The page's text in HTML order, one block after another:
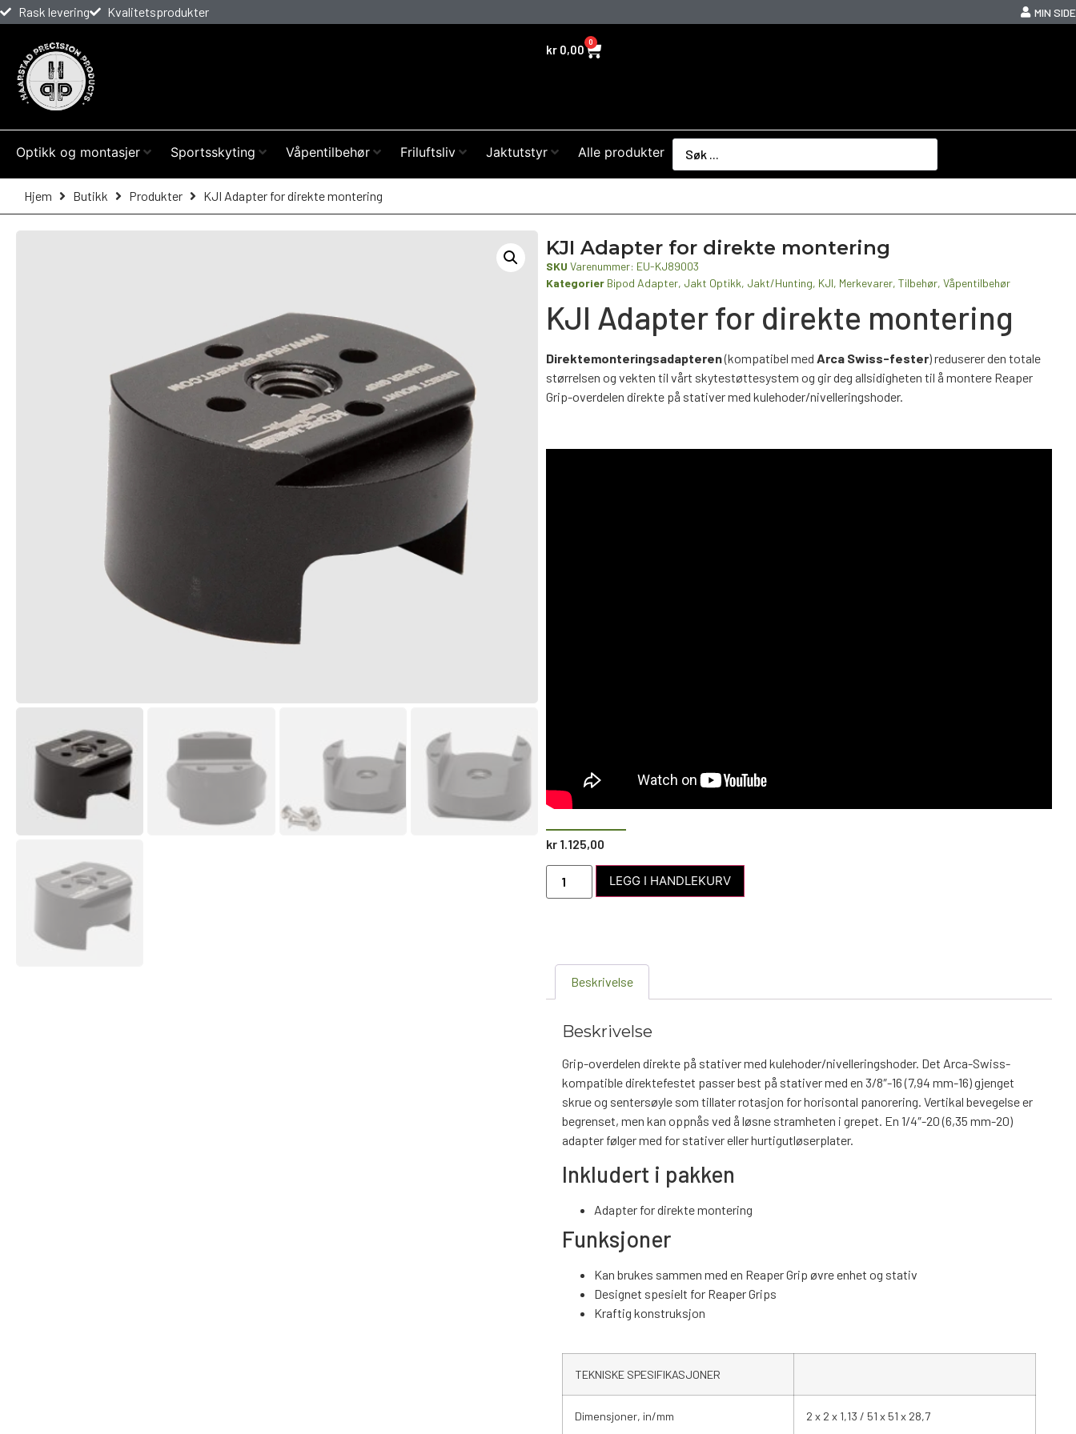
Rask levering Kvalitetsprodukter MIN SIDE
kr 0,00
0
Optikk og montasjer Sportsskyting Våpentilbehør Friluftsliv Jaktutstyr Alle produkter
Hjem Butikk Produkter KJI Adapter for direkte montering
KJI Adapter for direkte montering
SKU Varenummer: EU-KJ89003
Kategorier Bipod Adapter, Jakt Optikk, Jakt/Hunting, KJI, Merkevarer, Tilbehør, Våpentilbehør
KJI Adapter for direkte montering
Direktemonteringsadapteren(kompatibel med Arca Swiss-fester) reduserer den totale
størrelsen og vekten til vårt skytestøttesystem og gir deg allsidigheten til å montere Reaper
Grip-overdelen direkte på stativer med kulehoder/nivelleringshoder.
kr 1.125,00
LEGG I HANDLEKURV
Beskrivelse
Beskrivelse
Grip-overdelen direkte på stativer med kulehoder/nivelleringshoder. Det Arca-Swiss-
kompatible direktefestet passer best på stativer med en 3/8″-16 (7,94 mm-16) gjenget
skrue og sentersøyle som tillater rotasjon for horisontal panorering. Vertikal bevegelse er
begrenset, men kan oppnås ved å løsne stramheten i grepet. En 1/4″-20 (6,35 mm-20)
adapter følger med for stativer eller hurtigutløserplater.
Inkludert i pakken
Adapter for direkte montering
Funksjoner
Kan brukes sammen med en Reaper Grip øvre enhet og stativ
Designet spesielt for Reaper Grips
Kraftig konstruksjon
TEKNISKE SPESIFIKASJONER
Dimensjoner, in/mm 2 x 2 x 1,13 / 51 x 51 x 28,7